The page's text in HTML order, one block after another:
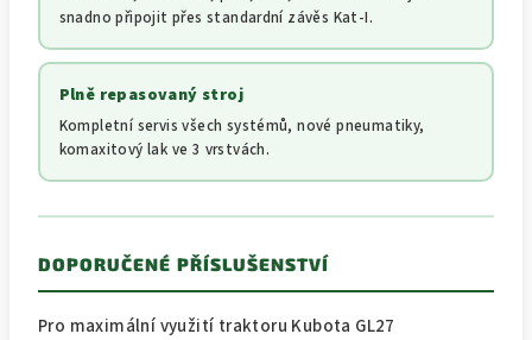
snadno připojit přes standardní závěs Kat-I.
Plně repasovaný stroj
Kompletní servis všech systémů, nové pneumatiky,
komaxitový lak ve 3 vrstvách.
DOPORUČENÉ PŘÍSLUŠENSTVÍ
Pro maximální využití traktoru Kubota GL27